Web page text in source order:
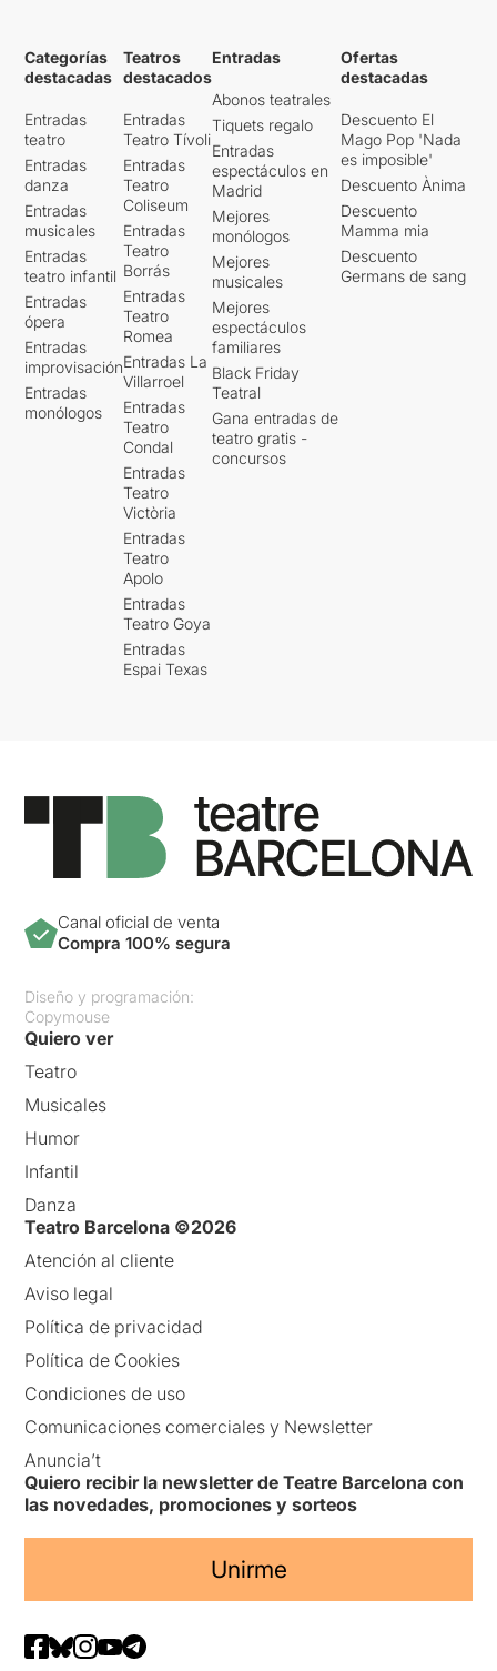
Categorías
destacadas
Entradas
teatro
Entradas
danza
Entradas
musicales
Entradas
teatro infantil
Entradas
ópera
Entradas
improvisación
Entradas
monólogos
Teatros
destacados
Entradas
Teatro Tívoli
Entradas
Teatro
Coliseum
Entradas
Teatro
Borrás
Entradas
Teatro
Romea
Entradas La
Villarroel
Entradas
Teatro
Condal
Entradas
Teatro
Victòria
Entradas
Teatro
Apolo
Entradas
Teatro Goya
Entradas
Espai Texas
Entradas
Abonos teatrales
Tiquets regalo
Entradas
espectáculos en
Madrid
Mejores
monólogos
Mejores
musicales
Mejores
espectáculos
familiares
Black Friday
Teatral
Gana entradas de
teatro gratis -
concursos
Ofertas
destacadas
Descuento El
Mago Pop 'Nada
es imposible'
Descuento Ànima
Descuento
Mamma mia
Descuento
Germans de sang
Canal oficial de venta
Compra 100% segura
Diseño y programación:
Copymouse
Quiero ver
Teatro
Musicales
Humor
Infantil
Danza
Teatro Barcelona ©2026
Atención al cliente
Aviso legal
Política de privacidad
Política de Cookies
Condiciones de uso
Comunicaciones comerciales y Newsletter
Anuncia’t
Quiero recibir la newsletter de Teatre Barcelona con
las novedades, promociones y sorteos
Unirme